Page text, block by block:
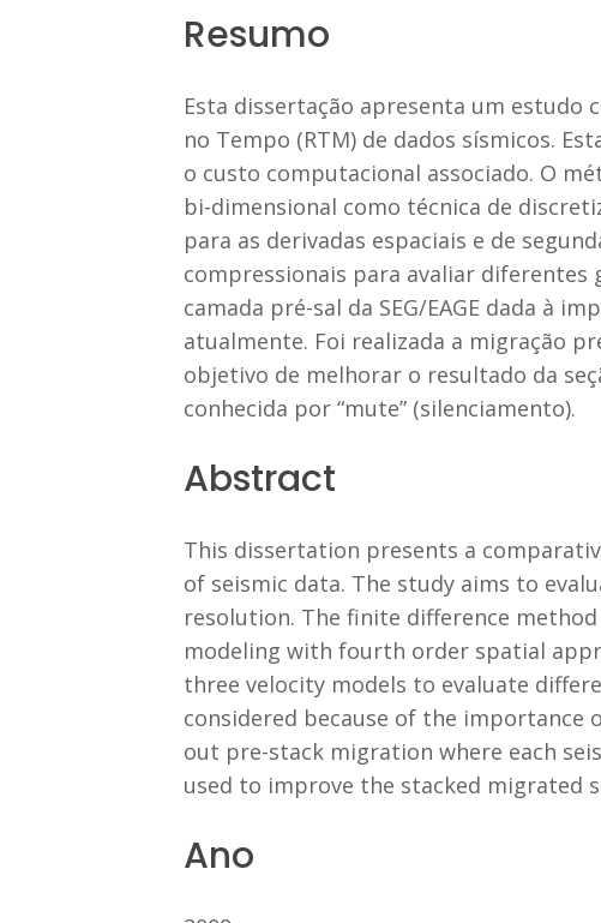
Resumo
Esta dissertação apresenta um estudo
no Tempo (RTM) de dados sísmicos.
o custo computacional associado. O
bi-dimensional como técnica de
para as derivadas espaciais e de
compressionais para avaliar diferentes
camada pré-sal da SEG/EAGE dada à
atualmente. Foi realizada a migração
objetivo de melhorar o resultado da
conhecida por “mute” (silenciamento).
Abstract
This dissertation presents a
of seismic data. The study aims to
resolution. The finite difference
modeling with fourth order spatial
three velocity models to evaluate
considered because of the
out pre-stack migration where each
used to improve the stacked migrated
Ano